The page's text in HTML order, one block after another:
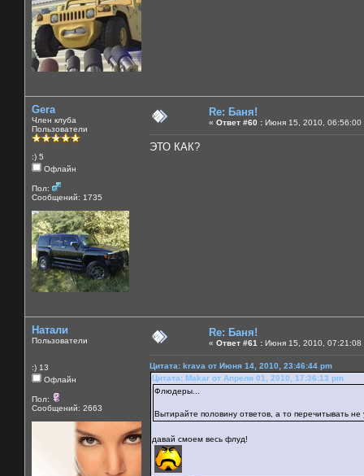
Gera
Член клуба
Пользователи
:) 5
Офлайн
Пол:
Сообщений: 1735
Re: Баня!
« Ответ #60 : Июня 15, 2010, 06:56:00
ЭТО КАК?
Натали
Пользователи
:) 13
Офлайн
Пол:
Сообщений: 2663
Re: Баня!
« Ответ #61 : Июня 15, 2010, 07:21:08
Цитата: krava от Июня 14, 2010, 23:46:44 pm
Цитата: Makar от Апреля 01, 2010, 17:36:13 pm
Флюдеры...
Вытирайте половину ответов, а то перечитывать не
давай смоем весь флуд!